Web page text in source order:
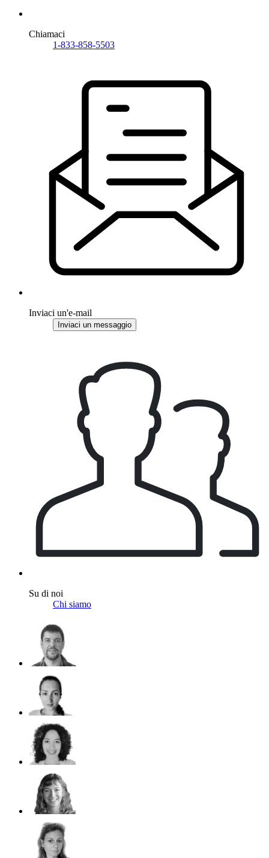
Chiamaci
1-833-858-5503
Inviaci un'e-mail
Inviaci un messaggio
Su di noi
Chi siamo